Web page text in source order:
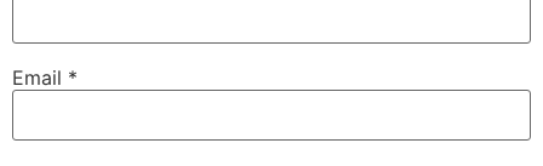
Email *